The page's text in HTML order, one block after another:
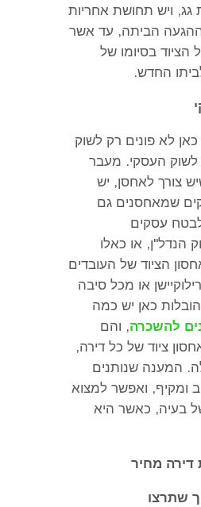
גג, ויש תחושת אחריות
הביתה, עד אשר
הציוד בסיומו של
החדש.
כאן לא פונים רק לשוק
העסקי. מעבר
צורך לאחסן, יש
שמאחסנים גם
עסקים
הנדל"ן, או כאלו
הציוד של העובדים
או מכל סיבה
כאן יש כמה
להשכרה, והם
ציוד של כל דירה,
. המענה שנותנים
ומקיף, ואפשר למצוא
בעיה, כאשר היא
שתרצו